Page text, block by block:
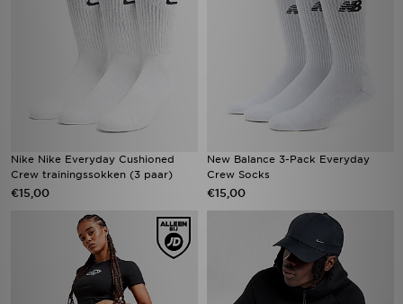
Nike Nike Everyday Cushioned
Crew trainingssokken (3 paar)
€15,00
New Balance 3-Pack Everyday
Crew Socks
€15,00